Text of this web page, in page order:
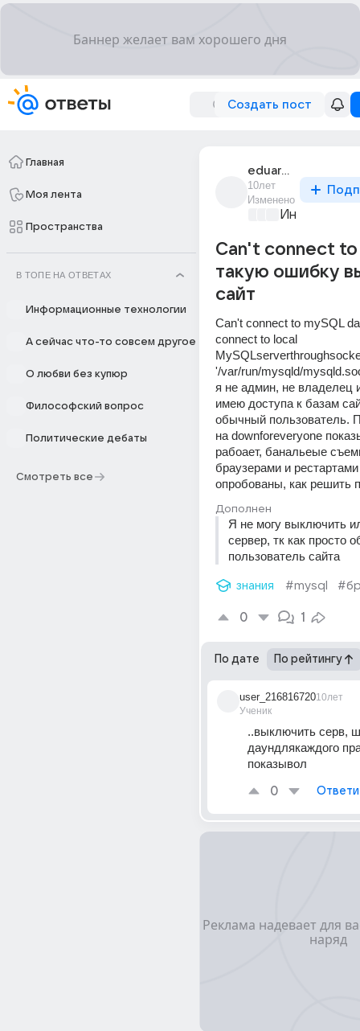
Создать пост
Главная
Моя лента
Пространства
В ТОПЕ НА ОТВЕТАХ
Информационные технологии
А сейчас что-то совсем другое
О любви без купюр
Философский вопрос
Политические дебаты
Смотреть все
eduard_sdf
10лет
Изменено
Can't connect to
такую ошибку
сайт
Can't connect to mySQL
connect to local
'/var/run/mysqld/
я не админ, не владелец
имею доступа к базам
обычный пользователь.
на downforeveryone
рабоает, банальеые
браузерами и
опробованы, как решить
Дополнен
Я не могу выключить
сервер, тк как просто
пользователь сайта
знания #mysql
0 1
По дате По рейтингу
user_216816720
Ученик
10лет
..выключить серв,
даундлякаждого
показывол
0